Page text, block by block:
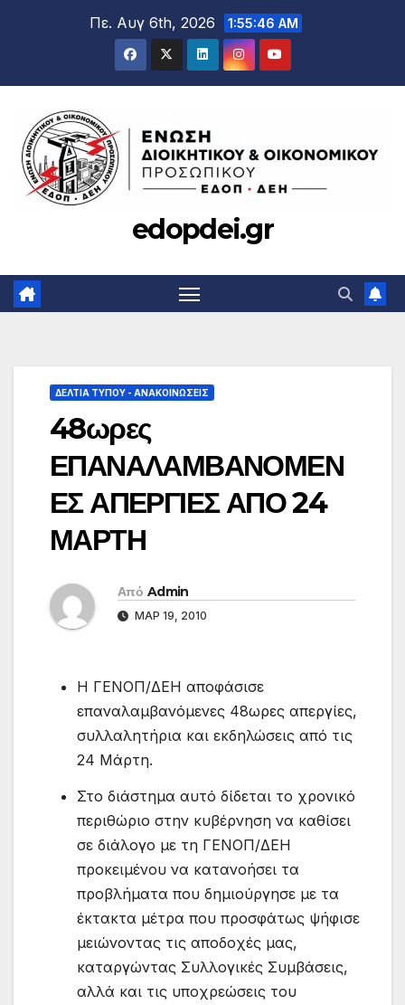
Πε. Αυγ 6th, 2026 1:55:47 AM
edopdei.gr
ΔΕΛΤΊΑ ΤΎΠΟΥ - ΑΝΑΚΟΙΝΏΣΕΙΣ
48ωρες
ΕΠΑΝΑΛΑΜΒΑΝΟΜΕΝ
ΕΣ ΑΠΕΡΓΙΕΣ ΑΠΟ 24
ΜΑΡΤΗ
Από Admin
ΜΑΡ 19, 2010
Η ΓΕΝΟΠ/ΔΕΗ αποφάσισε
επαναλαμβανόμενες 48ωρες απεργίες,
συλλαλητήρια και εκδηλώσεις από τις
24 Μάρτη.
Στο διάστημα αυτό δίδεται το χρονικό
περιθώριο στην κυβέρνηση να καθίσει
σε διάλογο με τη ΓΕΝΟΠ/ΔΕΗ
προκειμένου να κατανοήσει τα
προβλήματα που δημιούργησε με τα
έκτακτα μέτρα που προσφάτως ψήφισε
μειώνοντας τις αποδοχές μας,
καταργώντας Συλλογικές Συμβάσεις,
αλλά και τις υποχρεώσεις του